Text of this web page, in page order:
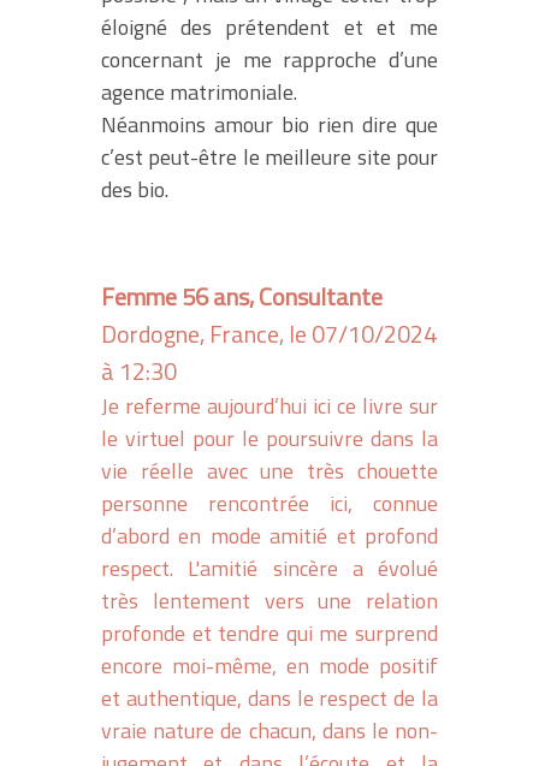
éloigné des prétendent et et me
concernant je me rapproche d’une
agence matrimoniale.
Néanmoins amour bio rien dire que
c’est peut-être le meilleure site pour
des bio.
Femme 56 ans, Consultante
Dordogne, France, le 07/10/2024
à 12:30
Je referme aujourd’hui ici ce livre sur
le virtuel pour le poursuivre dans la
vie réelle avec une très chouette
personne rencontrée ici, connue
d’abord en mode amitié et profond
respect. L'amitié sincère a évolué
très lentement vers une relation
profonde et tendre qui me surprend
encore moi-même, en mode positif
et authentique, dans le respect de la
vraie nature de chacun, dans le non-